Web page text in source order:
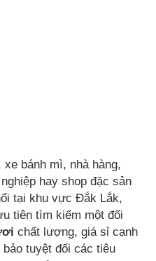
bánh mì, nhà hàng,
hay shop đặc sản
tại khu vực Đắk Lắk,
tiên tìm kiếm một đối
chất lượng, giá sỉ cạnh
tuyệt đối các tiêu